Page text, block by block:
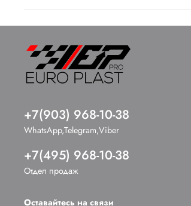
+7(903) 968-10-38
WhatsApp,Telegram,Viber
+7(495) 968-10-38
Отдел продаж
Оставайтесь на связи